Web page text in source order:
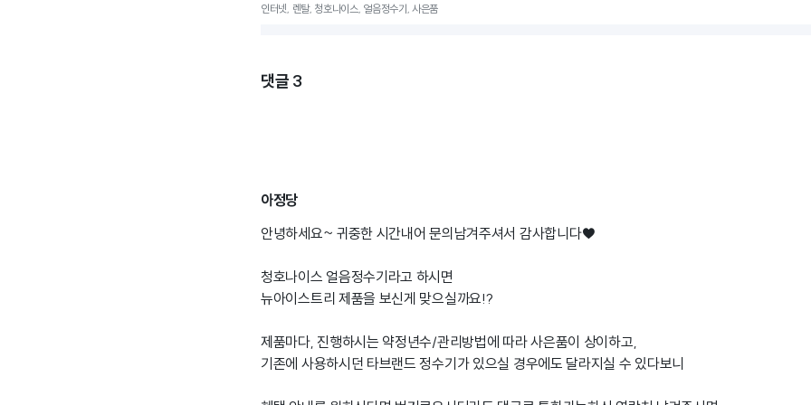
인터넷, 렌탈, 청호나이스, 얼음정수기, 사은품
댓글 3
아정당
안녕하세요~ 귀중한 시간내어 문의남겨주셔서 감사합니다♥
청호나이스 얼음정수기라고 하시면
뉴아이스트리 제품을 보신게 맞으실까요!?
제품마다, 진행하시는 약정년수/관리방법에 따라 사은품이 상이하고,
기존에 사용하시던 타브랜드 정수기가 있으실 경우에도 달라지실 수 있다보니